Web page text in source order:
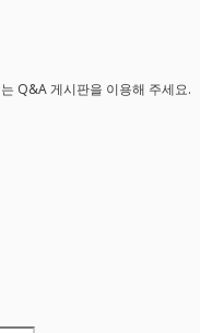
Q&A 게시판을 이용해 주세요.